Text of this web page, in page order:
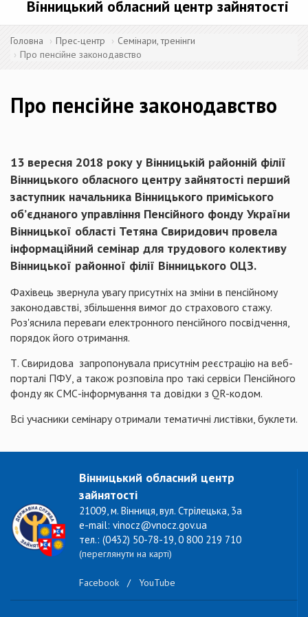
Вінницький обласний центр зайнятості
Головна Прес-центр
Семінари, тренінги
Про пенсійне законодавство
Про пенсійне законодавство
13 вересня 2018 року у Вінницькій районній філії
Вінницького обласного центру зайнятості перший
заступник начальника Вінницького приміського
об’єднаного управління Пенсійного фонду України
Вінницької області Тетяна Свиридович провела
інформаційний семінар для трудового колективу
Вінницької районної філії Вінницького ОЦЗ.
Фахівець звернула увагу присутніх на зміни в пенсійному
законодавстві, збільшення вимог до страхового стажу.
Роз'яснила переваги електронного пенсійного посвідчення,
порядок його отримання.
Т. Свиридова запропонувала присутнім реєстрацію на веб-
порталі ПФУ, а також розповіла про такі сервіси Пенсійного
фонду як СМС-інформування та довідки з QR-кодом.
Всі учасники семінару отримали тематичні листівки, буклети.
Вінницький обласний центр
зайнятості
21009, м. Вінниця, вул. Стрілецька, 3а
e-mail: vinocz@vnocz.gov.ua
тел.: (0432) 50-78-19, 0 800 219 710
(переглянути на карті)
Facebook / YouTube